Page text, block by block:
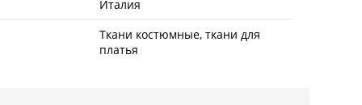
Италия
Ткани костюмные, ткани для
платья